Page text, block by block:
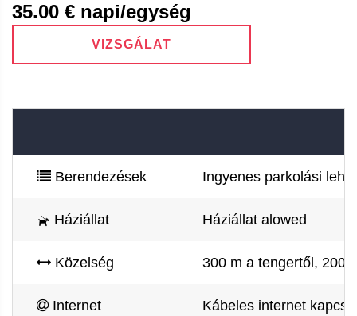
35.00 € napi/egység
VIZSGÁLAT
Berendezések Ingyenes parkolási
Háziállat Háziállat alowed
Közelség 300 m a tengertől, 200
Internet Kábeles internet